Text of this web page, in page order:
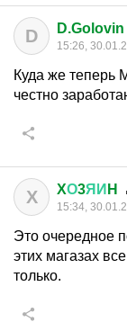
D D.Golovin
15:26,
Куда же теперь
честно
X XО3ЯИ H
15:34,
Это очередное
этих магазах
только.